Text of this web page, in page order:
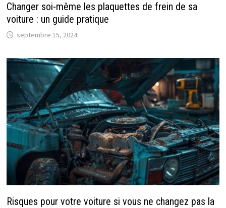
Changer soi-même les plaquettes de frein de sa
voiture : un guide pratique
septembre 15, 2024
Risques pour votre voiture si vous ne changez pas la